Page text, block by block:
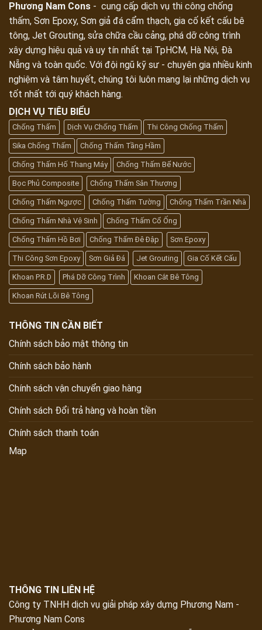
Phương Nam Cons - cung cấp dịch vụ thi công chống
thấm, Sơn Epoxy, Sơn giả đá cẩm thạch, gia cố kết cấu bê
tông, Jet Grouting, sửa chữa cầu cảng, phá dỡ công trình
xây dựng hiệu quả và uy tín nhất tại TpHCM, Hà Nội, Đà
Nẵng và toàn quốc. Với đội ngũ kỹ sư - chuyên gia nhiều kinh
nghiệm và tâm huyết, chúng tôi luôn mang lại những dịch vụ
tốt nhất tới quý khách hàng.
DỊCH VỤ TIÊU BIỂU
Chống Thấm Dịch Vụ Chống Thấm Thi Công Chống Thấm
Sika Chống Thấm Chống Thấm Tầng Hầm
Chống Thấm Hố Thang Máy Chống Thấm Bể Nước
Bọc Phủ Composite Chống Thấm Sân Thượng
Chống Thấm Ngược Chống Thấm Tường Chống Thấm Trần Nhà
Chống Thấm Nhà Vệ Sinh Chống Thấm Cổ Ống
Chống Thấm Hồ Bơi Chống Thấm Đê Đập Sơn Epoxy
Thi Công Sơn Epoxy Sơn Giả Đá Jet Grouting Gia Cố Kết Cấu
Khoan P.R.D Phá Dỡ Công Trình Khoan Cắt Bê Tông
Khoan Rút Lõi Bê Tông
THÔNG TIN CẦN BIẾT
Chính sách bảo mật thông tin
Chính sách bảo hành
Chính sách vận chuyển giao hàng
Chính sách Đổi trả hàng và hoàn tiền
Chính sách thanh toán
Map
THÔNG TIN LIÊN HỆ
Công ty TNHH dịch vụ giải pháp xây dựng Phương Nam -
Phương Nam Cons